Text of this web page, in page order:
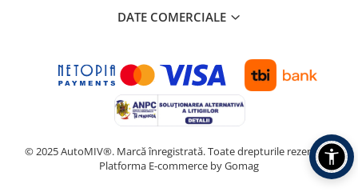
DATE COMERCIALE
© 2025 AutoMIV®. Marcă înregistrată. Toate drepturile rezervate.
Platforma E-commerce by Gomag